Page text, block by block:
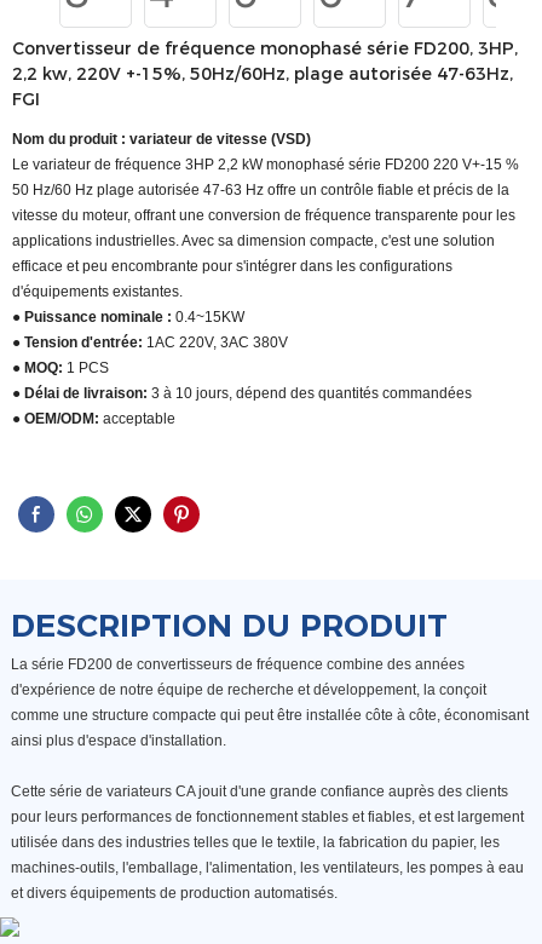
Convertisseur de fréquence monophasé série FD200, 3HP,
2,2 kw, 220V +-15%, 50Hz/60Hz, plage autorisée 47-63Hz,
FGI
Nom du produit : variateur de vitesse (VSD)
Le variateur de fréquence 3HP 2,2 kW monophasé série FD200 220 V+-15 %
50 Hz/60 Hz plage autorisée 47-63 Hz offre un contrôle fiable et précis de la
vitesse du moteur, offrant une conversion de fréquence transparente pour les
applications industrielles. Avec sa dimension compacte, c'est une solution
efficace et peu encombrante pour s'intégrer dans les configurations
d'équipements existantes.
● Puissance nominale : 0.4~15KW
● Tension d'entrée: 1AC 220V, 3AC 380V
● MOQ: 1 PCS
● Délai de livraison: 3 à 10 jours, dépend des quantités commandées
● OEM/ODM: acceptable
DESCRIPTION DU PRODUIT
La série FD200 de convertisseurs de fréquence combine des années
d'expérience de notre équipe de recherche et développement, la conçoit
comme une structure compacte qui peut être installée côte à côte, économisant
ainsi plus d'espace d'installation.
Cette série de variateurs CA jouit d'une grande confiance auprès des clients
pour leurs performances de fonctionnement stables et fiables, et est largement
utilisée dans des industries telles que le textile, la fabrication du papier, les
machines-outils, l'emballage, l'alimentation, les ventilateurs, les pompes à eau
et divers équipements de production automatisés.